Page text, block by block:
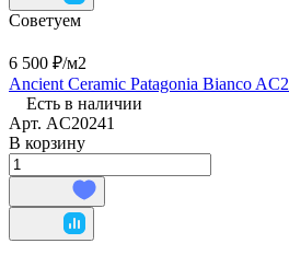
Советуем
6 500 ₽/м2
Ancient Ceramic Patagonia Bianco
Есть в наличии
Арт. AC20241
В корзину